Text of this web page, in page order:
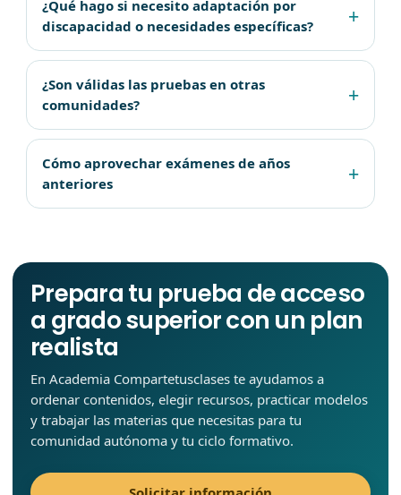
¿Qué hago si necesito adaptación por
discapacidad o necesidades específicas?
¿Son válidas las pruebas en otras
comunidades?
Cómo aprovechar exámenes de años
anteriores
Prepara tu prueba de acceso
a grado superior con un plan
realista
En Academia Compartetusclases te ayudamos a
ordenar contenidos, elegir recursos, practicar modelos
y trabajar las materias que necesitas para tu
comunidad autónoma y tu ciclo formativo.